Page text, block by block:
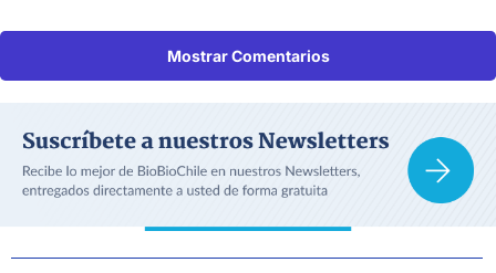
Mostrar Comentarios